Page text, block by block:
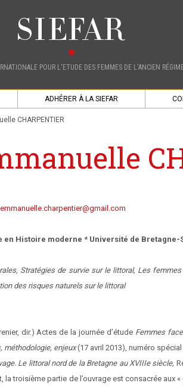
POUR L'ETUDE DES FEMMES DE L'ANCIEN
ADHÉRER À LA SIEFAR
CHARPENTIER
emmanuelle.charpentier@gmail.com
en Histoire moderne * Université de Bretagne-
Stratégies de survie sur le littoral, Les
des risques naturels sur le littoral
dir.) Actes de la journée d’étude Femmes
méthodologie, enjeux(17 avril 2013), numéro spécial
Le littoral nord de la Bretagne au XVIIIe siècle,
la troisième partie de l’ouvrage est consacrée aux